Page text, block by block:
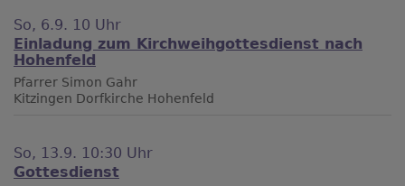
So, 6.9. 10 Uhr
Einladung zum Kirchweihgottesdienst nach
Hohenfeld
Pfarrer Simon Gahr
Kitzingen Dorfkirche Hohenfeld
So, 13.9. 10:30 Uhr
Gottesdienst